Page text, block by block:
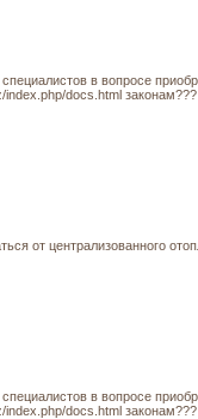
в вопросе
docs.html
от централизованного
в вопросе
docs.html